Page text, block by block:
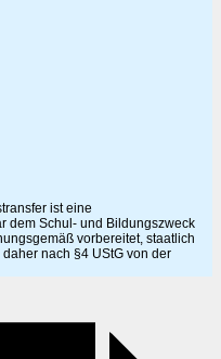
ist eine
dem Schul- und Bildungszweck
vorbereitet, staatlich
nach §4 UStG von der